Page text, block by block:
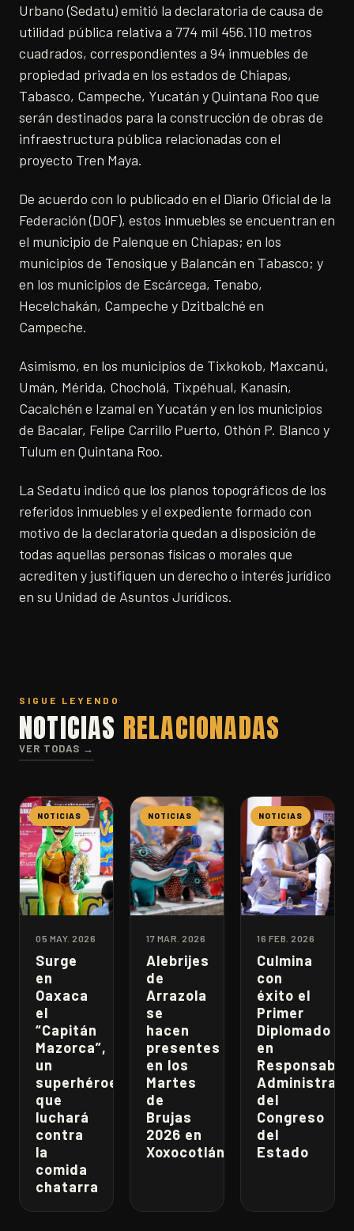
Urbano (Sedatu) emitió la declaratoria de causa de
utilidad pública relativa a 774 mil 456.110 metros
cuadrados, correspondientes a 94 inmuebles de
propiedad privada en los estados de Chiapas,
Tabasco, Campeche, Yucatán y Quintana Roo que
serán destinados para la construcción de obras de
infraestructura pública relacionadas con el
proyecto Tren Maya.
De acuerdo con lo publicado en el Diario Oficial de la
Federación (DOF), estos inmuebles se encuentran en
el municipio de Palenque en Chiapas; en los
municipios de Tenosique y Balancán en Tabasco; y
en los municipios de Escárcega, Tenabo,
Hecelchakán, Campeche y Dzitbalché en
Campeche.
Asimismo, en los municipios de Tixkokob, Maxcanú,
Umán, Mérida, Chocholá, Tixpéhual, Kanasín,
Cacalchén e Izamal en Yucatán y en los municipios
de Bacalar, Felipe Carrillo Puerto, Othón P. Blanco y
Tulum en Quintana Roo.
La Sedatu indicó que los planos topográficos de los
referidos inmuebles y el expediente formado con
motivo de la declaratoria quedan a disposición de
todas aquellas personas físicas o morales que
acrediten y justifiquen un derecho o interés jurídico
en su Unidad de Asuntos Jurídicos.
SIGUE LEYENDO
NOTICIAS RELACIONADAS
VER TODAS →
NOTICIAS
05 MAY. 2026
Surge
en
Oaxaca
el
“Capitán
Mazorca”,
un
superhéroe
que
luchará
contra
la
comida
chatarra
NOTICIAS
17 MAR. 2026
Alebrijes
de
Arrazola
se
hacen
presentes
en los
Martes
de
Brujas
2026 en
Xoxocotlán
NOTICIAS
16 FEB. 2026
Culmina
con
éxito el
Primer
Diplomado
en
del
Congreso
del
Estado